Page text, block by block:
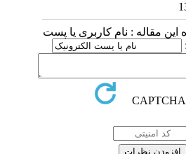
مقاله : نام کاربری یا پست